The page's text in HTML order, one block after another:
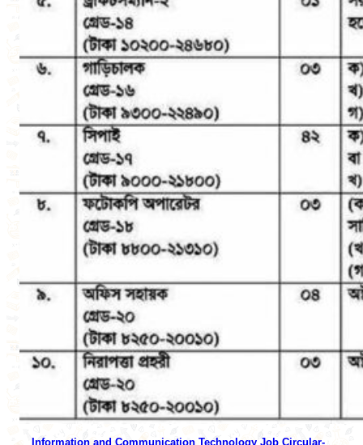
Information and Communication Technology Job Circular-